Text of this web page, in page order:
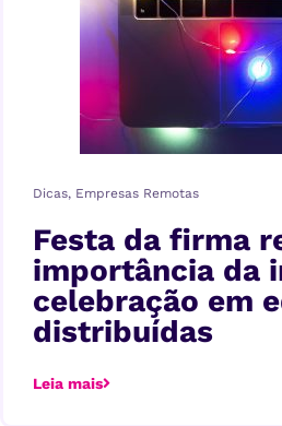
Dicas, Empresas Remotas
Festa da firma
importância da
celebração em
distribuídas
Leia mais